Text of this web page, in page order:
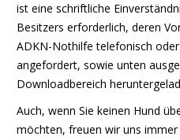
ist eine schriftliche
Besitzers erforderlich, deren
ADKN-Nothilfe telefonisch
angefordert, sowie unten
Downloadbereich
Auch, wenn Sie keinen Hund
möchten, freuen wir uns